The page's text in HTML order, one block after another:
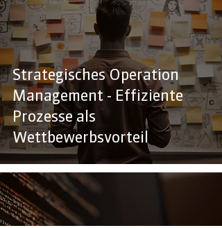
Strategisches Operation
Management - Effiziente
Prozesse als
Wettbewerbsvorteil